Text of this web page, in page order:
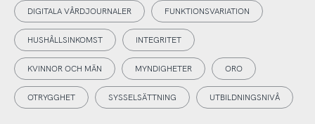
DIGITALA VÅRDJOURNALER FUNKTIONSVARIATION
HUSHÅLLSINKOMST INTEGRITET
KVINNOR OCH MÄN MYNDIGHETER ORO
OTRYGGHET SYSSELSÄTTNING UTBILDNINGSNIVÅ